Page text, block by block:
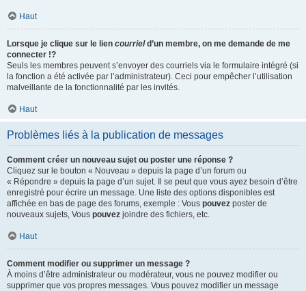
Haut
Lorsque je clique sur le lien courrield’un membre, on me demande de me
connecter !?
Seuls les membres peuvent s’envoyer des courriels via le formulaire intégré (si
la fonction a été activée par l’administrateur). Ceci pour empêcher l’utilisation
malveillante de la fonctionnalité par les invités.
Haut
Problèmes liés à la publication de messages
Comment créer un nouveau sujet ou poster une réponse ?
Cliquez sur le bouton « Nouveau » depuis la page d’un forum ou
« Répondre » depuis la page d’un sujet. Il se peut que vous ayez besoin d’être
enregistré pour écrire un message. Une liste des options disponibles est
affichée en bas de page des forums, exemple : Vous pouvez poster de
nouveaux sujets, Vous pouvez joindre des fichiers, etc.
Haut
Comment modifier ou supprimer un message ?
À moins d’être administrateur ou modérateur, vous ne pouvez modifier ou
supprimer que vos propres messages. Vous pouvez modifier un message